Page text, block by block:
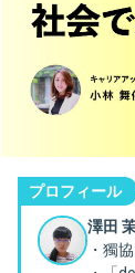
プロフィール
澤田
・獨